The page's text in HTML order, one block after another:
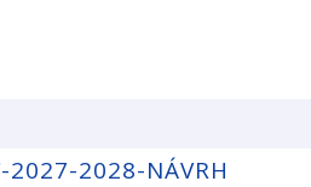
2028-NÁVRH